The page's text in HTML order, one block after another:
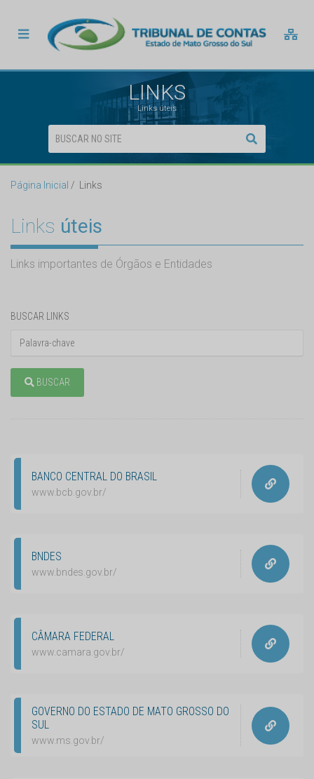
LINKS
Links úteis
Página Inicial Links
Links úteis
Links importantes de Órgãos e Entidades
BUSCAR LINKS
BUSCAR
BANCO CENTRAL DO BRASIL
www.bcb.gov.br/
BNDES
www.bndes.gov.br/
CÂMARA FEDERAL
www.camara.gov.br/
GOVERNO DO ESTADO DE MATO GROSSO DO
SUL
www.ms.gov.br/